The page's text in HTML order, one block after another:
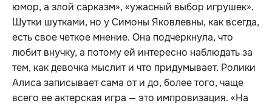
юмор, а злой сарказм», «ужасный выбор игрушек».
Шутки шутками, но у Симоны Яковлевны, как всегда,
есть свое четкое мнение. Она подчеркнула, что
любит внучку, а потому ей интересно наблюдать за
тем, как девочка мыслит и что придумывает. Ролики
Алиса записывает сама от и до, более того, чаще
всего ее актерская игра — это импровизация. «На